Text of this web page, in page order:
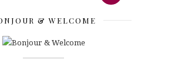
& WELCOME